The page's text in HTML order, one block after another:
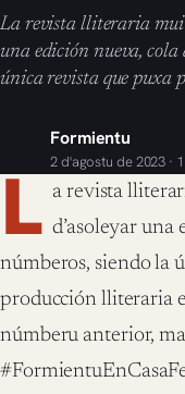
La revista lliteraria mui
una edición nueva, cola
única revista que puxa
Formientu
2 d'agostu de 2023 ·
L a revista
d’asoleyar una
númberos, siendo la
producción lliteraria
númberu anterior,